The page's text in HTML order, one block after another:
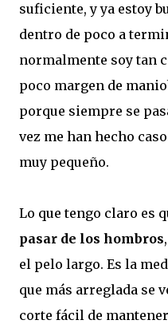
suficiente, y ya estoy
dentro de poco a
normalmente soy tan
poco margen de
porque siempre se
vez me han hecho
muy pequeño.
Lo que tengo claro es
pasar de los hombros
el pelo largo. Es la
que más arreglada se
corte fácil de